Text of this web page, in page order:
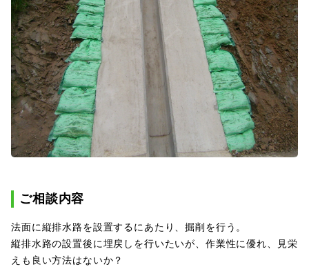
採用情報
プライバシーポリシー
お問い合わせ
ご相談内容
法面に縦排水路を設置するにあたり、掘削を行う。
縦排水路の設置後に埋戻しを行いたいが、作業性に優れ、見栄
えも良い方法はないか？